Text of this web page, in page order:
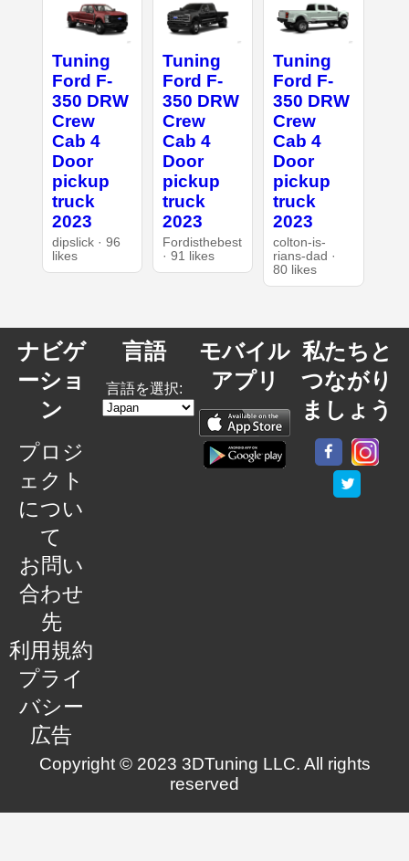
Tuning
Ford F-
350 DRW
Crew
Cab 4
Door
pickup
truck
2023
dipslick · 96
likes
Tuning
Ford F-
350 DRW
Crew
Cab 4
Door
pickup
truck
2023
Fordisthebest
· 91 likes
Tuning
Ford F-
350 DRW
Crew
Cab 4
Door
pickup
truck
2023
colton-is-
rians-dad ·
80 likes
ナビゲ
ーショ
ン
プロジ
ェクト
につい
て
お問い
合わせ
先
利用規約
プライ
バシー
広告
言語
言語を選択:
モバイル
アプリ
私たちと
つながり
ましょう
Copyright © 2023 3DTuning LLC. All rights
reserved